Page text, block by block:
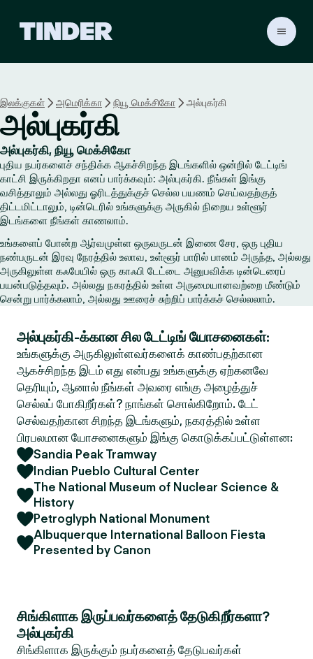
ம்
இலக்குகள் அமெரிக்கா நியூ மெக்சிகோ அல்புகர்கி
அல்புகர்கி
அல்புகர்கி, நியூ மெக்சிகோ
புதிய நபர்களைச் சந்திக்க ஆகச்சிறந்த இடங்களில் ஒன்றில் டேட்டிங்
காட்சி இருக்கிறதா எனப் பார்க்கவும்: அல்புகர்கி. நீங்கள் இங்கு
வசித்தாலும் அல்லது ஓரிடத்துக்குச் செல்ல பயணம் செய்வதற்குத்
திட்டமிட்டாலும், டின்டெரில் உங்களுக்கு அருகில் நிறைய உள்ளூர்
இடங்களை நீங்கள் காணலாம்.
உங்களைப் போன்ற ஆர்வமுள்ள ஒருவருடன் இணை சேர, ஒரு புதிய
நண்பருடன் இரவு நேரத்தில் உலாவ, உள்ளூர் பாரில் பானம் அருந்த, அல்லது
அருகிலுள்ள கஃபேயில் ஒரு காஃபி டேட்டை அனுபவிக்க டின்டெரைப்
பயன்படுத்தவும். அல்லது நகரத்தில் உள்ள அருமையானவற்றை மீண்டும்
சென்று பார்க்கலாம், அல்லது ஊரைச் சுற்றிப் பார்க்கச் செல்லலாம்.
அல்புகர்கி-க்கான சில டேட்டிங் யோசனைகள்:
உங்களுக்கு அருகிலுள்ளவர்களைக் காண்பதற்கான
ஆகச்சிறந்த இடம் எது என்பது உங்களுக்கு ஏற்கனவே
தெரியும், ஆனால் நீங்கள் அவரை எங்கு அழைத்துச்
செல்லப் போகிறீர்கள்? நாங்கள் சொல்கிறோம். டேட்
செல்வதற்கான சிறந்த இடங்களும், நகரத்தில் உள்ள
பிரபலமான யோசனைகளும் இங்கு கொடுக்கப்பட்டுள்ளன:
Sandia Peak Tramway
Indian Pueblo Cultural Center
The National Museum of Nuclear Science &
History
Petroglyph National Monument
Albuquerque International Balloon Fiesta
Presented by Canon
சிங்கிளாக இருப்பவர்களைத் தேடுகிறீர்களா?
அல்புகர்கி
சிங்கிளாக இருக்கும் நபர்களைத் தேடுபவர்கள்